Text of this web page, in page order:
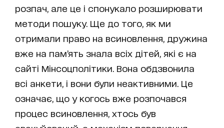
розпач, але це і спонукало розширювати
методи пошуку. Ще до того, як ми
отримали право на всиновлення, дружина
вже на пам’ять знала всіх дітей, які є на
сайті Мінсоцполітики. Вона обдзвонила
всі анкети, і вони були неактивними. Це
означає, що у когось вже розпочався
процес всиновлення, хтось був